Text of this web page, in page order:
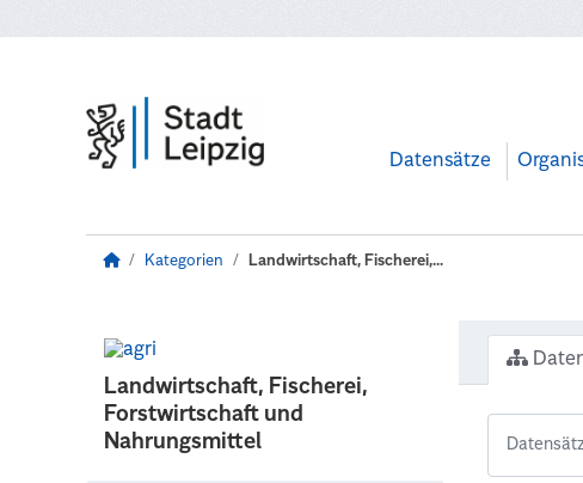
Datensätze
Kategorien Landwirtschaft, Fischerei,...
Landwirtschaft, Fischerei,
Forstwirtschaft und
Nahrungsmittel